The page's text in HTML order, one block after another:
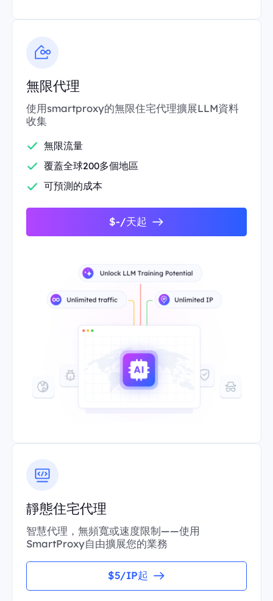
無限代理
使用smartproxy的無限住宅代理擴展LLM資料
收集
無限流量
覆蓋全球200多個地區
可預測的成本
$-/天起
靜態住宅代理
智慧代理，無頻寬或速度限制——使用
SmartProxy自由擴展您的業務
$5/IP起